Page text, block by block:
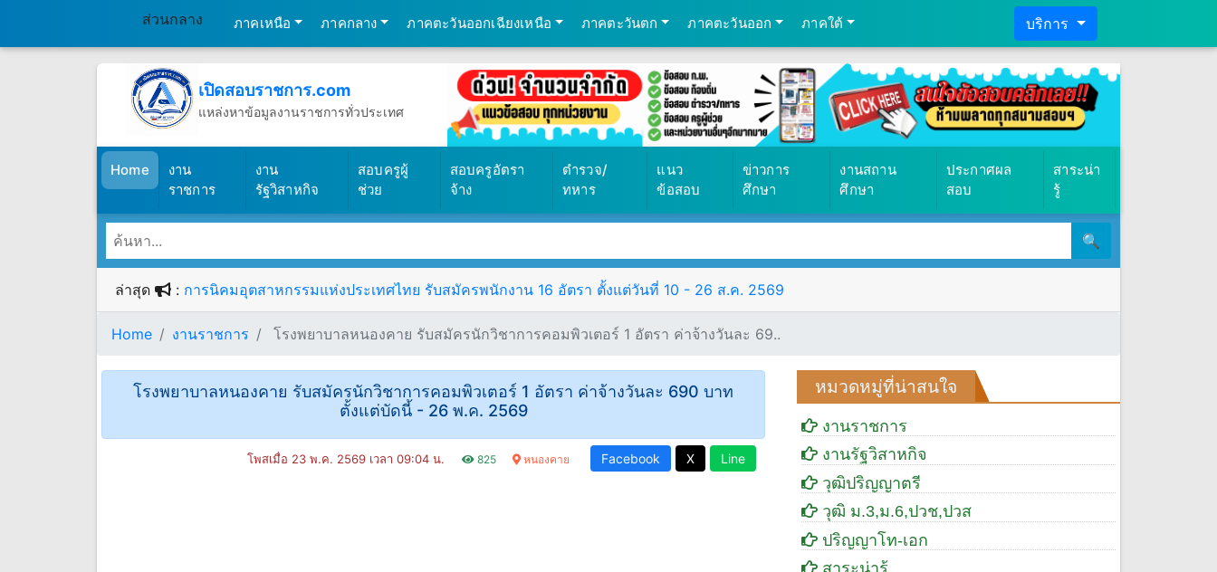
ส่วนกลาง ภาคเหนือ ภาคกลาง ภาคตะวันออกเฉียงเหนือ ภาคตะวันตก ภาคตะวันออก ภาคใต้ บริการ
เปิดสอบราชการ.com
แหล่งหาข้อมูลงานราชการทั่วประเทศ
Home(เปิดสอบราชการ)
งาน
ราชการ
งาน
รัฐวิสาหกิจ
สอบครูผู้
ช่วย
สอบครูอัตรา
จ้าง
ตำรวจ/
ทหาร
แนว
ข้อสอบ
ข่าวการ
ศึกษา
งานสถาน
ศึกษา
ประกาศผล
สอบ
สาระน่า
รู้
🔍
ล่าสุด : การนิคมอุตสาหกรรมแห่งประเทศไทย รับสมัครพนักงาน 16 อัตรา ตั้งแต่วันที่ 10 - 26 ส.ค. 2569
Home งานราชการ โรงพยาบาลหนองคาย รับสมัครนักวิชาการคอมพิวเตอร์ 1 อัตรา ค่าจ้างวันละ 69..
โรงพยาบาลหนองคาย รับสมัครนักวิชาการคอมพิวเตอร์ 1 อัตรา ค่าจ้างวันละ 690 บาท
ตั้งแต่บัดนี้ - 26 พ.ค. 2569
โพสเมื่อ 23 พ.ค. 2569 เวลา 09:04 น. 825 หนองคาย Facebook X Line
หมวดหมู่ที่น่าสนใจ
งานราชการ
งานรัฐวิสาหกิจ
วุฒิปริญญาตรี
วุฒิ ม.3,ม.6,ปวช,ปวส
ปริญญาโท-เอก